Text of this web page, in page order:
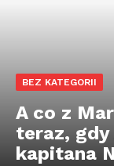
BEZ KATEGORII
A co z
teraz, gdy
kapitana